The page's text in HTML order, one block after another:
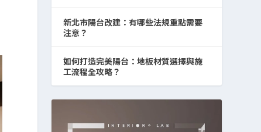
新北市陽台改建：有哪些法規重點需要
注意？
如何打造完美陽台：地板材質選擇與施
工流程全攻略？